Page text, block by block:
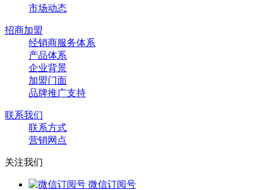
市场动态
招商加盟
经销商服务体系
产品体系
企业背景
加盟门面
品牌推广支持
联系我们
联系方式
营销网点
关注我们
微信订阅号